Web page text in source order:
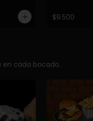
$9.500
en cada bocado.